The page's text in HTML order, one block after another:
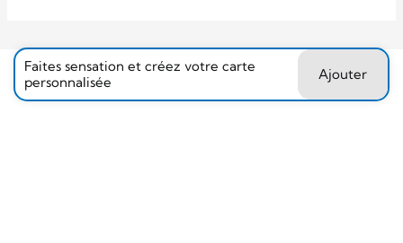
Faites sensation et créez votre carte
personnalisée
Ajouter